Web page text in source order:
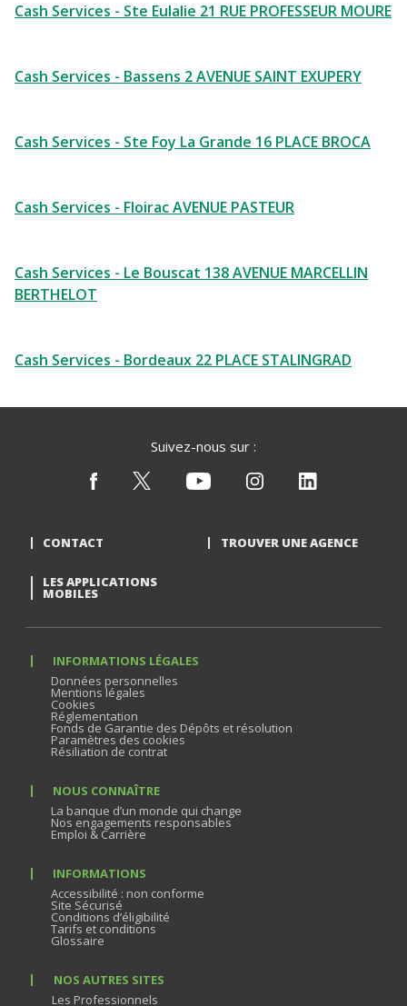
Cash Services - Ste Eulalie 21 RUE PROFESSEUR MOURE
Cash Services - Bassens 2 AVENUE SAINT EXUPERY
Cash Services - Ste Foy La Grande 16 PLACE BROCA
Cash Services - Floirac AVENUE PASTEUR
Cash Services - Le Bouscat 138 AVENUE MARCELLIN
BERTHELOT
Cash Services - Bordeaux 22 PLACE STALINGRAD
Suivez-nous sur :
CONTACT TROUVER UNE AGENCE
LES APPLICATIONS
MOBILES
INFORMATIONS LÉGALES
Données personnelles
Mentions légales
Cookies
Réglementation
Fonds de Garantie des Dépôts et résolution
Paramètres des cookies
Résiliation de contrat
NOUS CONNAÎTRE
La banque d’un monde qui change
Nos engagements responsables
Emploi & Carrière
INFORMATIONS
Accessibilité : non conforme
Site Sécurisé
Conditions d’éligibilité
Tarifs et conditions
Glossaire
NOS AUTRES SITES
Les Professionnels